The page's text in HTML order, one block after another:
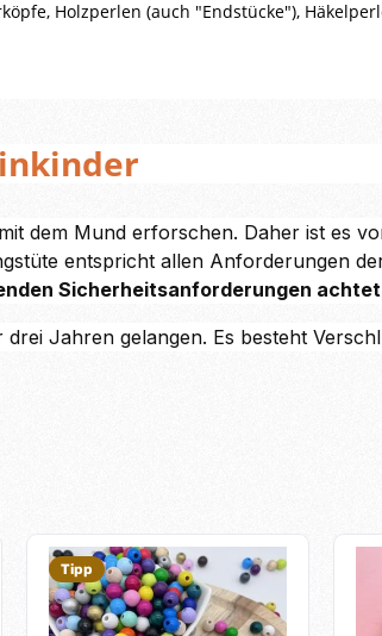
Holzperlen (auch "Endstücke"),
dem Mund erforschen. Daher ist es
entspricht allen Anforderungen
Sicherheitsanforderungen achtet
Jahren gelangen. Es besteht
Tipp